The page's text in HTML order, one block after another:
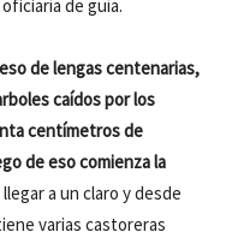
de guía.
de lengas centenarias,
caídos por los
centímetros de
de eso comienza la
a un claro y desde
varias castoreras